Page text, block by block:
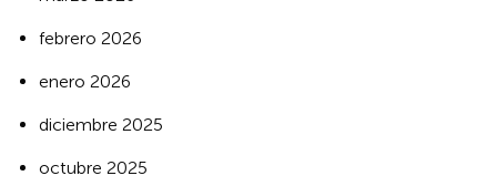
febrero 2026
enero 2026
diciembre 2025
octubre 2025